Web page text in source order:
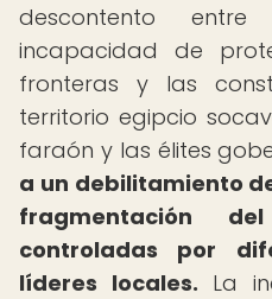
descontento
incapacidad de
fronteras y las
territorio egipcio
faraón y las élites
a un debilitamiento
fragmentación
controladas por
líderes locales. La